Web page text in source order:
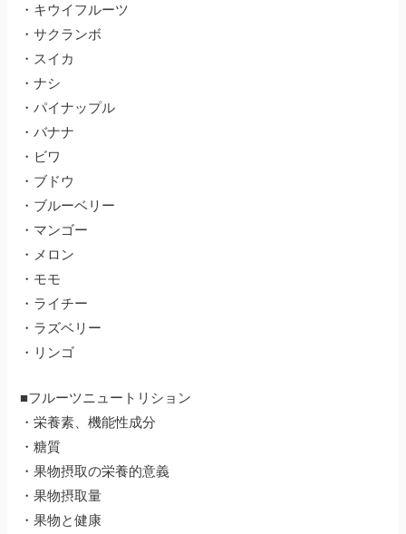
・キウイフルーツ
・サクランボ
・スイカ
・ナシ
・パイナップル
・バナナ
・ビワ
・ブドウ
・ブルーベリー
・マンゴー
・メロン
・モモ
・ライチー
・ラズベリー
・リンゴ
■フルーツニュートリション
・栄養素、機能性成分
・糖質
・果物摂取の栄養的意義
・果物摂取量
・果物と健康